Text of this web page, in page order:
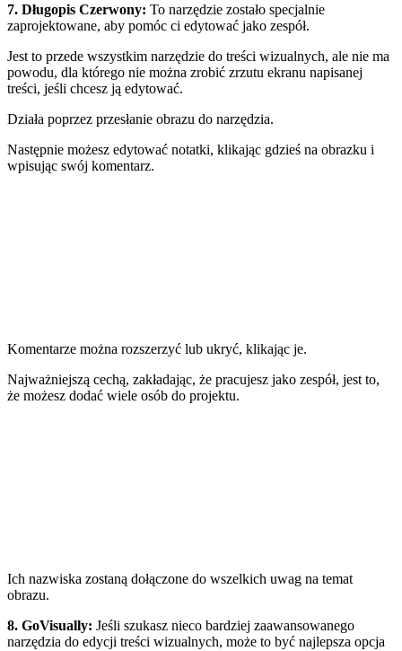
7. Długopis Czerwony: To narzędzie zostało specjalnie
zaprojektowane, aby pomóc ci edytować jako zespół.
Jest to przede wszystkim narzędzie do treści wizualnych, ale nie ma
powodu, dla którego nie można zrobić zrzutu ekranu napisanej
treści, jeśli chcesz ją edytować.
Działa poprzez przesłanie obrazu do narzędzia.
Następnie możesz edytować notatki, klikając gdzieś na obrazku i
wpisując swój komentarz.
Komentarze można rozszerzyć lub ukryć, klikając je.
Najważniejszą cechą, zakładając, że pracujesz jako zespół, jest to,
że możesz dodać wiele osób do projektu.
Ich nazwiska zostaną dołączone do wszelkich uwag na temat
obrazu.
8. GoVisually: Jeśli szukasz nieco bardziej zaawansowanego
narzędzia do edycji treści wizualnych, może to być najlepsza opcja